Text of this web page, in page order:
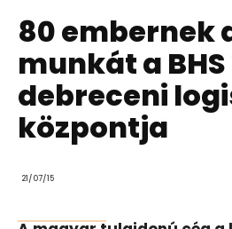
80 embernek
munkát a
debreceni
központja
21/07/15